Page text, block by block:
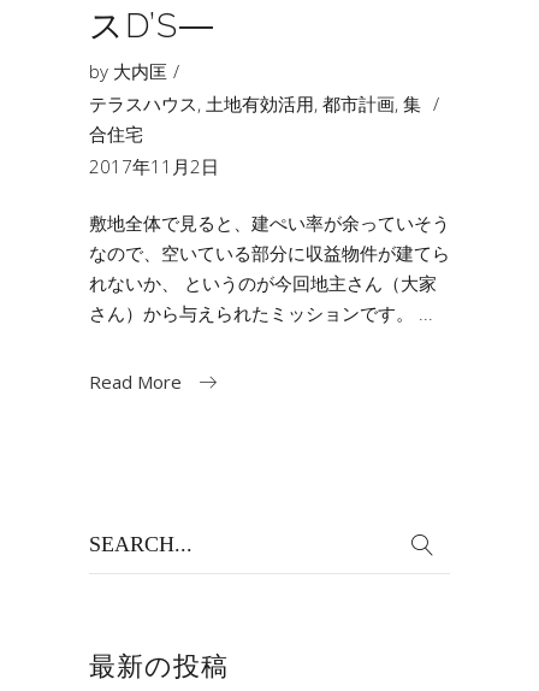
スD’S―
by 大内匡
テラスハウス, 土地有効活用, 都市計画, 集
合住宅
2017年11月2日
敷地全体で見ると、建ぺい率が余っていそう
なので、空いている部分に収益物件が建てら
れないか、 というのが今回地主さん（大家
さん）から与えられたミッションです。
Read More
for:
最新の投稿